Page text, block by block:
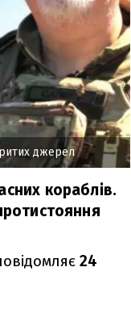
джерел
кораблів.
24